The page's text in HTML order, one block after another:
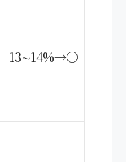
13∼14%→○